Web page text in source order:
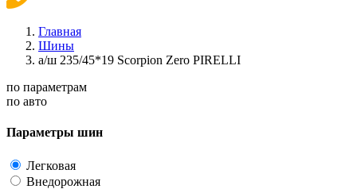
Главная
Шины
а/ш 235/45*19 Scorpion Zero PIRELLI
по параметрам
по авто
Параметры шин
Легковая
Внедорожная